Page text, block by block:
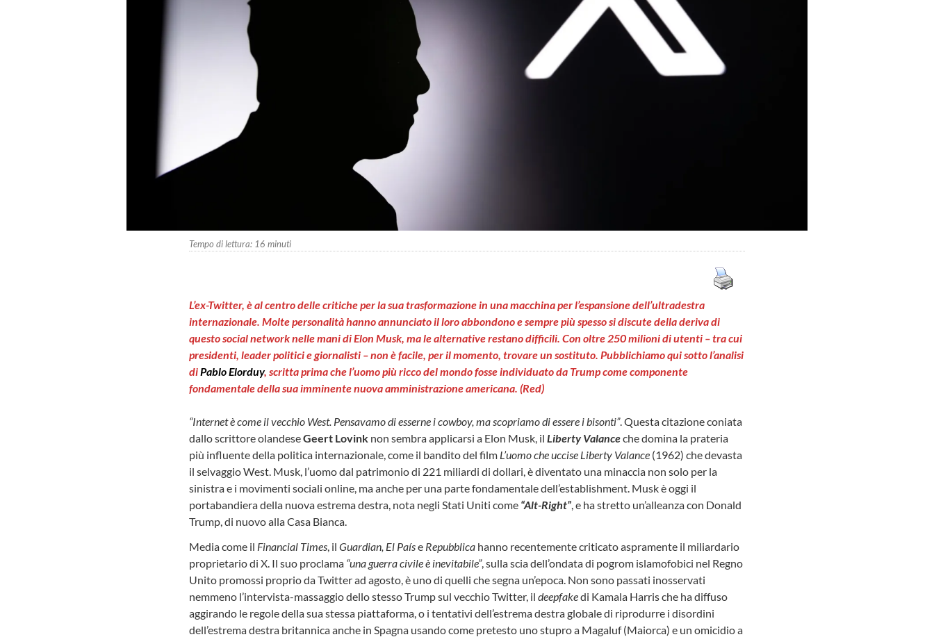
Tempo di lettura: 16 minuti
L’ex-Twitter, è al centro delle critiche per la sua trasformazione in una macchina per l’espansione dell’ultradestra
internazionale. Molte personalità hanno annunciato il loro abbondono e sempre più spesso si discute della deriva di
questo social network nelle mani di Elon Musk, ma le alternative restano difficili. Con oltre 250 milioni di utenti – tra cui
presidenti, leader politici e giornalisti – non è facile, per il momento, trovare un sostituto. Pubblichiamo qui sotto l’analisi
di Pablo Elorduy, scritta prima che l’uomo più ricco del mondo fosse individuato da Trump come componente
fondamentale della sua imminente nuova amministrazione americana. (Red)
“Internet è come il vecchio West. Pensavamo di esserne i cowboy, ma scopriamo di essere i bisonti”. Questa citazione coniata
dallo scrittore olandeseGeert Lovink non sembra applicarsi a Elon Musk, il Liberty Valanceche domina la prateria
più influente della politica internazionale, come il bandito del film L’uomo che uccise Liberty Valance (1962) che devasta
il selvaggio West. Musk, l’uomo dal patrimonio di 221 miliardi di dollari, è diventato una minaccia non solo per la
sinistra e i movimenti sociali online, ma anche per una parte fondamentale dell’establishment. Musk è oggi il
portabandiera della nuova estrema destra, nota negli Stati Uniti come “Alt-Right” , e ha stretto un’alleanza con Donald
Trump, di nuovo alla Casa Bianca.
Media come il Financial Times , il Guardian, El Paíse Repubblica hanno recentemente criticato aspramente il miliardario
proprietario di X. Il suo proclama “una guerra civile è inevitabile”, sulla scia dell’ondata di pogrom islamofobici nel Regno
Unito promossi proprio da Twitter ad agosto, è uno di quelli che segna un’epoca. Non sono passati inosservati
nemmeno l’intervista-massaggio dello stesso Trump sul vecchio Twitter, il deepfakedi Kamala Harris che ha diffuso
aggirando le regole della sua stessa piattaforma, o i tentativi dell’estrema destra globale di riprodurre i disordini
dell’estrema destra britannica anche in Spagna usando come pretesto uno stupro a Magaluf (Maiorca) e un omicidio a